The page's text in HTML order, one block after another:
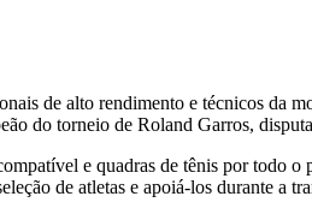
de alto rendimento e técnicos da
do torneio de Roland Garros,
e quadras de tênis por todo
de atletas e apoiá-los durante a